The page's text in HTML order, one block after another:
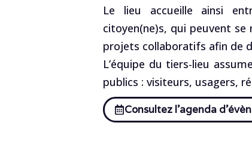
Le lieu accueille ainsi
citoyen(ne)s, qui peuvent
projets collaboratifs afin de
L’équipe du tiers-lieu
publics : visiteurs, usagers,
Consultez l’agenda